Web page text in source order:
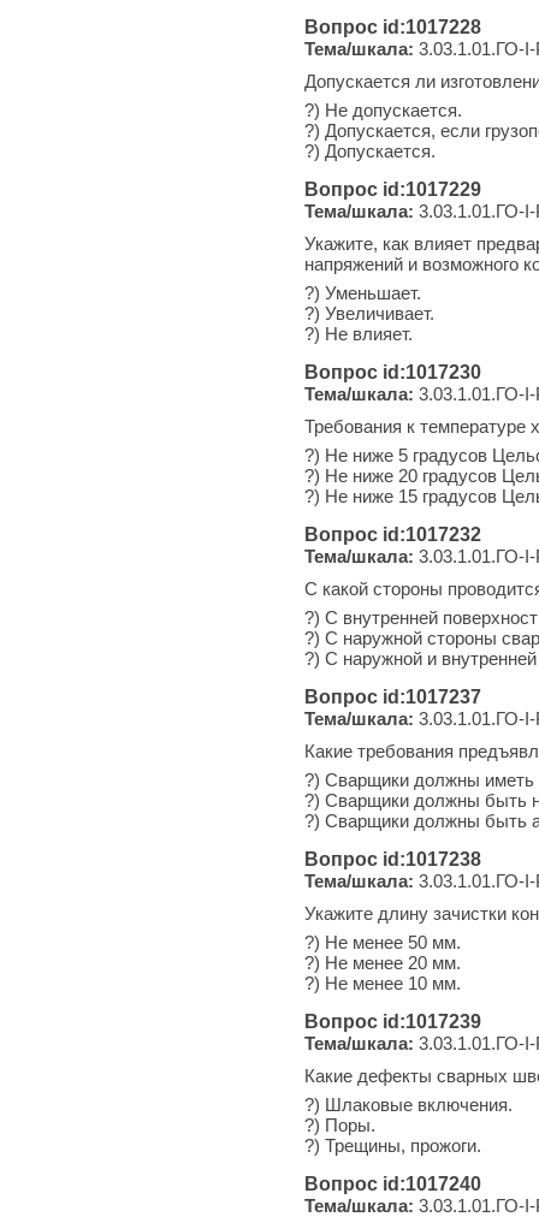
Вопрос id:1017228
Тема/шкала: 3.03.1.01.ГО-
Допускается ли
?) Не допускается.
?) Допускается, если
?) Допускается.
Вопрос id:1017229
Тема/шкала: 3.03.1.01.ГО-
Укажите, как влияет
напряжений и возможного
?) Уменьшает.
?) Увеличивает.
?) Не влияет.
Вопрос id:1017230
Тема/шкала: 3.03.1.01.ГО-
Требования к температуре
?) Не ниже 5 градусов
?) Не ниже 20 градусов
?) Не ниже 15 градусов
Вопрос id:1017232
Тема/шкала: 3.03.1.01.ГО-
С какой стороны
?) С внутренней
?) С наружной стороны
?) С наружной и
Вопрос id:1017237
Тема/шкала: 3.03.1.01.ГО-
Какие требования
?) Сварщики должны иметь
?) Сварщики должны быть
?) Сварщики должны быть
Вопрос id:1017238
Тема/шкала: 3.03.1.01.ГО-
Укажите длину зачистки
?) Не менее 50 мм.
?) Не менее 20 мм.
?) Не менее 10 мм.
Вопрос id:1017239
Тема/шкала: 3.03.1.01.ГО-
Какие дефекты сварных
?) Шлаковые включения.
?) Поры.
?) Трещины, прожоги.
Вопрос id:1017240
Тема/шкала: 3.03.1.01.ГО-